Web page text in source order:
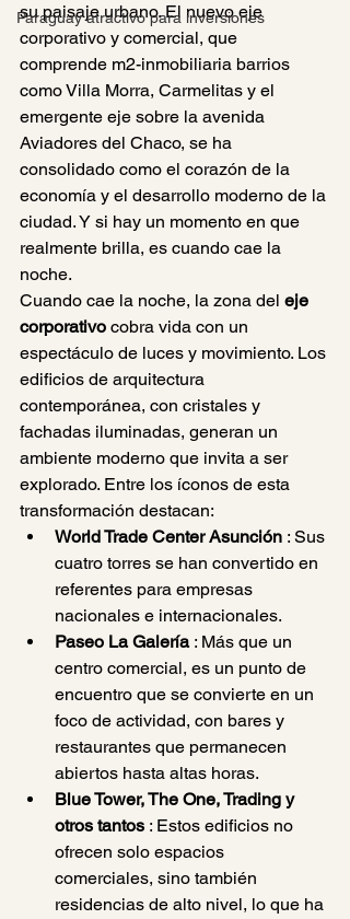
Paraguay atractivo para inversiones
su paisaje urbano. El nuevo eje
corporativo y comercial, que
comprende m2-inmobiliaria barrios
como Villa Morra, Carmelitas y el
emergente eje sobre la avenida
Aviadores del Chaco, se ha
consolidado como el corazón de la
economía y el desarrollo moderno de la
ciudad. Y si hay un momento en que
realmente brilla, es cuando cae la
noche.
Cuando cae la noche, la zona del eje
corporativo cobra vida con un
espectáculo de luces y movimiento. Los
edificios de arquitectura
contemporánea, con cristales y
fachadas iluminadas, generan un
ambiente moderno que invita a ser
explorado. Entre los íconos de esta
transformación destacan:
World Trade Center Asunción : Sus
cuatro torres se han convertido en
referentes para empresas
nacionales e internacionales.
Paseo La Galería : Más que un
centro comercial, es un punto de
encuentro que se convierte en un
foco de actividad, con bares y
restaurantes que permanecen
abiertos hasta altas horas.
Blue Tower, The One, Trading y
otros tantos : Estos edificios no
ofrecen solo espacios
comerciales, sino también
residencias de alto nivel, lo que ha